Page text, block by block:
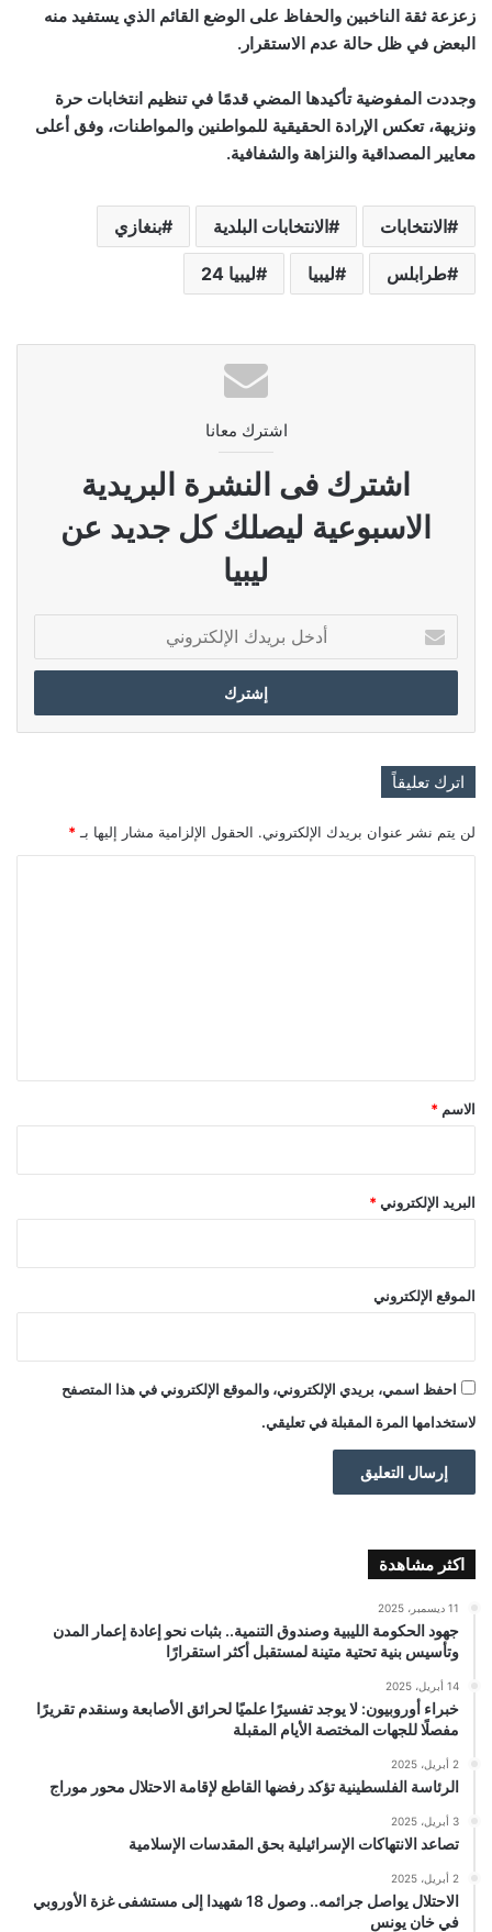
زعزعة ثقة الناخبين والحفاظ على الوضع القائم الذي يستفيد منه
البعض في ظل حالة عدم الاستقرار .
وجددت المفوضية تأكيدها المضي قدمًا في تنظيم انتخابات حرة
ونزيهة، تعكس الإرادة الحقيقية للمواطنين والمواطنات، وفق أعلى
معايير المصداقية والنزاهة والشفافية.
الانتخابات الانتخابات البلدية بنغازي
طرابلس ليبيا ليبيا 24
اشترك معانا
اشترك فى النشرة البريدية
الاسبوعية ليصلك كل جديد عن
ليبيا
بريدك
الإلكتروني
اترك تعليقاً
لن يتم نشر عنوان بريدك الإلكتروني. الحقول الإلزامية مشار إليها بـ *
*
الاسم *
البريد الإلكتروني *
الموقع الإلكتروني
احفظ اسمي، بريدي الإلكتروني، والموقع الإلكتروني في هذا المتصفح
لاستخدامها المرة المقبلة في تعليقي.
اكثر مشاهدة
11 ديسمبر، 2025
جهود الحكومة الليبية وصندوق التنمية.. بثبات نحو إعادة إعمار المدن
وتأسيس بنية تحتية متينة لمستقبل أكثر استقرارًا
14 أبريل، 2025
خبراء أوروبيون: لا يوجد تفسيرًا علميًا لحرائق الأصابعة وسنقدم تقريرًا
مفصلًا للجهات المختصة الأيام المقبلة
2 أبريل، 2025
الرئاسة الفلسطينية تؤكد رفضها القاطع لإقامة الاحتلال محور موراج
3 أبريل، 2025
تصاعد الانتهاكات الإسرائيلية بحق المقدسات الإسلامية
2 أبريل، 2025
الاحتلال يواصل جرائمه.. وصول 18 شهيدا إلى مستشفى غزة الأوروبي
في خان يونس